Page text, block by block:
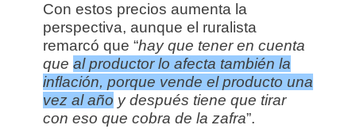
Con estos precios aumenta la
perspectiva, aunque el ruralista
remarcó que “hay que tener en cuenta
que al productor lo afecta también la
inflación, porque vende el producto una
vez al año y después tiene que tirar
con eso que cobra de la zafra”.